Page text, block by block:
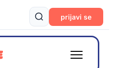
prijavi se